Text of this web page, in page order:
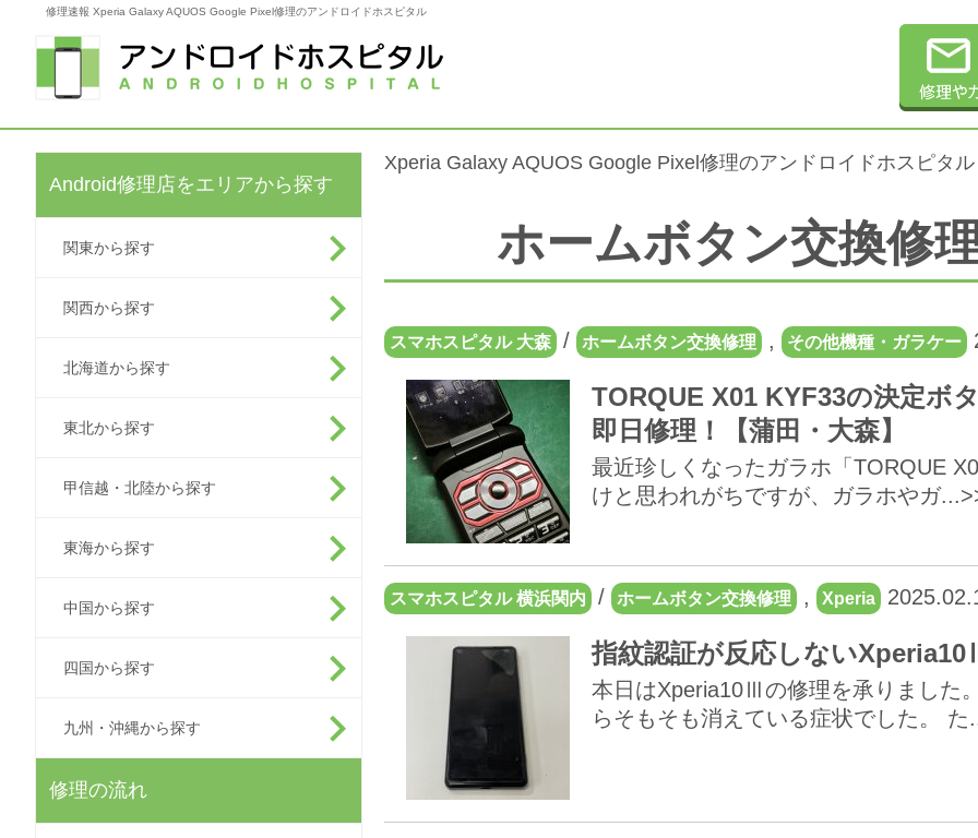
修理速報 Xperia Galaxy AQUOS Google Pixel修理のアンドロイドホスピタル
Android修理店をエリアから探す
関東から探す
関西から探す
北海道から探す
東北から探す
甲信越・北陸から探す
東海から探す
中国から探す
四国から探す
九州・沖縄から探す
修理の流れ
Xperia Galaxy AQUOS Google Pixel修理のアンドロイドホスピタル
ホームボタン交換修
スマホスピタル 大森 / ホームボタン交換修理 , その他機種・ガラケー
TORQUE X01 KYF33の決定ボ
即日修理！【蒲田・大森】
最近珍しくなったガラホ「TORQUE
けと思われがちですが、ガラホやガ
スマホスピタル 横浜関内 / ホームボタン交換修理 , Xperia
指紋認証が反応しない
本日はXperia10Ⅲの修理を承りました
らそもそも消えている症状でした。 た